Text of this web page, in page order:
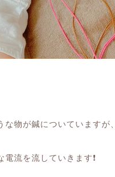
な物が鍼についていますが、
電流を流していきます❗️